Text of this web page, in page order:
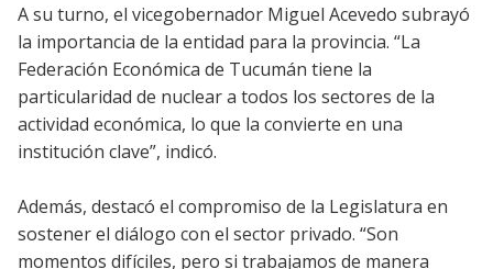
A su turno, el vicegobernador Miguel Acevedo subrayó
la importancia de la entidad para la provincia. “La
Federación Económica de Tucumán tiene la
particularidad de nuclear a todos los sectores de la
actividad económica, lo que la convierte en una
institución clave”, indicó.
Además, destacó el compromiso de la Legislatura en
sostener el diálogo con el sector privado. “Son
momentos difíciles, pero si trabajamos de manera